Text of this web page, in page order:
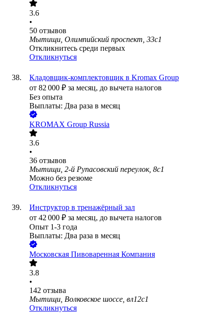
3.6
•
50 отзывов
Мытищи, Олимпийский проспект, 33с1
Откликнитесь среди первых
Откликнуться
Кладовщик-комплектовщик в Kromax Group
от 82 000 ₽ за месяц, до вычета налогов
Без опыта
Выплаты: Два раза в месяц
KROMAX Group Russia
3.6
•
36 отзывов
Мытищи, 2-й Рупасовский переулок, 8с1
Можно без резюме
Откликнуться
Инструктор в тренажёрный зал
от 42 000 ₽ за месяц, до вычета налогов
Опыт 1-3 года
Выплаты: Два раза в месяц
Московская Пивоваренная Компания
3.8
•
142 отзыва
Мытищи, Волковское шоссе, вл12с1
Откликнуться